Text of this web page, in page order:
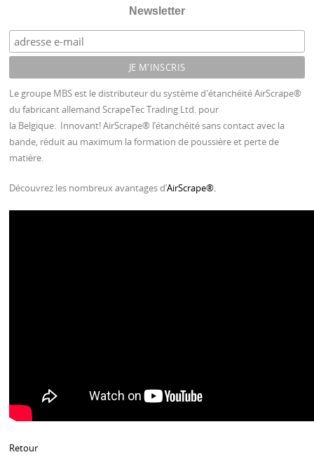
Newsletter
Le groupe MBS est le distributeur du système d'étanchéité AirScrape®
du fabricant allemand ScrapeTec Trading Ltd. pour
la Belgique. Innovant! AirScrape® l’étanchéité sans contact avec la
bande, réduit au maximum la formation de poussière et perte de
matière.
Découvrez les nombreux avantages d’AirScrape®.
Retour